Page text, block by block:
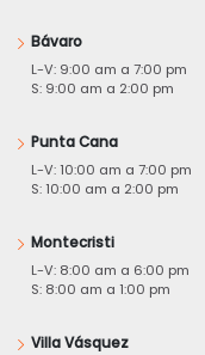
Bávaro
L-V: 9:00 am a 7:00 pm
S: 9:00 am a 2:00 pm
Punta Cana
L-V: 10:00 am a 7:00 pm
S: 10:00 am a 2:00 pm
Montecristi
L-V: 8:00 am a 6:00 pm
S: 8:00 am a 1:00 pm
Villa Vásquez